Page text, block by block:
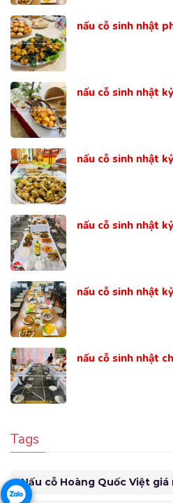
nấu cỗ sinh nhật
nấu cỗ sinh nhật
nấu cỗ sinh nhật
nấu cỗ sinh nhật
nấu cỗ sinh nhật
nấu cỗ sinh nhật
Tags
Nấu cỗ Hoàng Quốc Việt giá